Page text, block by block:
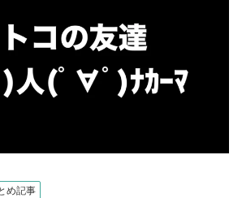
め記事